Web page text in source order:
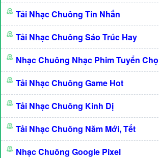
Tải Nhạc Chuông Tin Nhắn
Tải Nhạc Chuông Sáo Trúc Hay
Nhạc Chuông Nhạc Phim Tuyển
Tải Nhạc Chuông Game Hot
Tải Nhạc Chuông Kinh Dị
Tải Nhạc Chuông Năm Mới, Tết
Nhạc Chuông Google Pixel